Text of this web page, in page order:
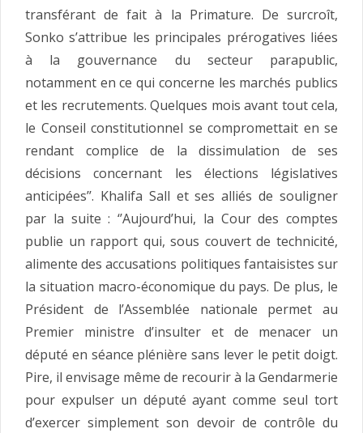
transférant de fait à la Primature. De surcroît,
Sonko s’attribue les principales prérogatives liées
à la gouvernance du secteur parapublic,
notamment en ce qui concerne les marchés publics
et les recrutements. Quelques mois avant tout cela,
le Conseil constitutionnel se compromettait en se
rendant complice de la dissimulation de ses
décisions concernant les élections législatives
anticipées’’. Khalifa Sall et ses alliés de souligner
par la suite : ‘’Aujourd’hui, la Cour des comptes
publie un rapport qui, sous couvert de technicité,
alimente des accusations politiques fantaisistes sur
la situation macro-économique du pays. De plus, le
Président de l’Assemblée nationale permet au
Premier ministre d’insulter et de menacer un
député en séance plénière sans lever le petit doigt.
Pire, il envisage même de recourir à la Gendarmerie
pour expulser un député ayant comme seul tort
d’exercer simplement son devoir de contrôle du